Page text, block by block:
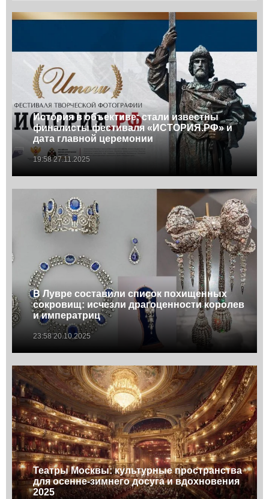
История в объективе: cтали известны
финалисты фестиваля «ИСТОРИЯ.РФ» и
дата главной церемонии
19:58 27.11.2025
В Лувре составили список похищенных
сокровищ: исчезли драгоценности королев
и императриц
23:58 20.10.2025
Театры Москвы: культурные пространства
для осенне-зимнего досуга и вдохновения
2025